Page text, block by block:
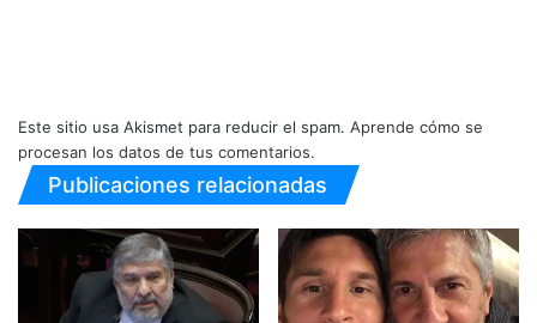
Este sitio usa Akismet para reducir el spam. Aprende cómo se
procesan los datos de tus comentarios.
Publicaciones relacionadas